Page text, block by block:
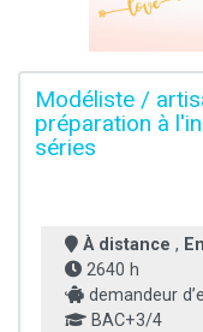
Modéliste /
préparation à
séries
À distance ,
2640 h
demandeur
BAC+3/4